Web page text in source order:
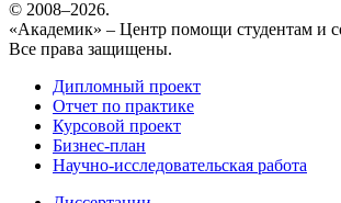
© 2008–2026.
«Академик» – Центр помощи студентам и
Все права защищены.
Дипломный проект
Отчет по практике
Курсовой проект
Бизнес-план
Научно-исследовательская работа